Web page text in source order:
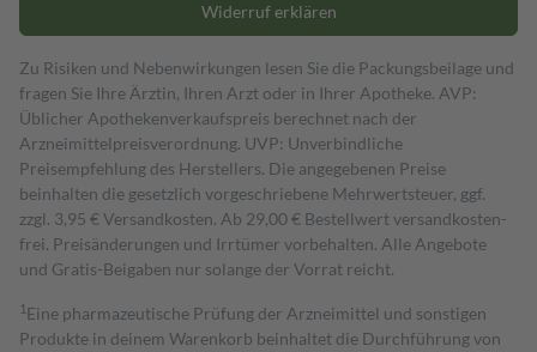
Widerruf erklären
Zu Risiken und Nebenwirkungen lesen Sie die Packungsbeilage und
fragen Sie Ihre Ärztin, Ihren Arzt oder in Ihrer Apotheke. AVP:
Üblicher Apothekenverkaufspreis berechnet nach der
Arzneimittelpreisverordnung. UVP: Unverbindliche
Preisempfehlung des Herstellers. Die angegebenen Preise
beinhalten die gesetzlich vorgeschriebene Mehrwertsteuer, ggf.
zzgl. 3,95 € Versandkosten. Ab 29,00 € Bestell­wert versand­kosten­
frei. Preisänderungen und Irrtümer vorbehalten. Alle Angebote
und Gratis-Beigaben nur solange der Vorrat reicht.
1 Eine pharmazeutische Prüfung der Arzneimittel und sonstigen
Produkte in deinem Warenkorb beinhaltet die Durchführung von